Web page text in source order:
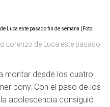
Lorenzo de Luca este pasado
montar desde los cuatro
pony. Con el paso de los
adolescencia consiguió